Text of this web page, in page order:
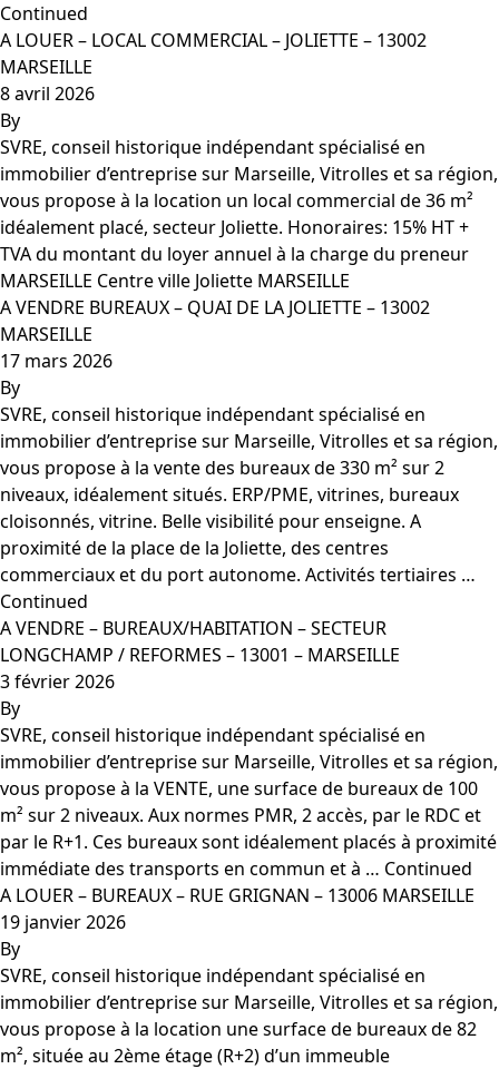
Continued
A LOUER – LOCAL COMMERCIAL – JOLIETTE – 13002
MARSEILLE
8 avril 2026
By
SVRE, conseil historique indépendant spécialisé en
immobilier d’entreprise sur Marseille, Vitrolles et sa région,
vous propose à la location un local commercial de 36 m²
idéalement placé, secteur Joliette. Honoraires: 15% HT +
TVA du montant du loyer annuel à la charge du preneur
MARSEILLE Centre ville Joliette MARSEILLE
A VENDRE BUREAUX – QUAI DE LA JOLIETTE – 13002
MARSEILLE
17 mars 2026
By
SVRE, conseil historique indépendant spécialisé en
immobilier d’entreprise sur Marseille, Vitrolles et sa région,
vous propose à la vente des bureaux de 330 m² sur 2
niveaux, idéalement situés. ERP/PME, vitrines, bureaux
cloisonnés, vitrine. Belle visibilité pour enseigne. A
proximité de la place de la Joliette, des centres
commerciaux et du port autonome. Activités tertiaires …
Continued
A VENDRE – BUREAUX/HABITATION – SECTEUR
LONGCHAMP / REFORMES – 13001 – MARSEILLE
3 février 2026
By
SVRE, conseil historique indépendant spécialisé en
immobilier d’entreprise sur Marseille, Vitrolles et sa région,
vous propose à la VENTE, une surface de bureaux de 100
m² sur 2 niveaux. Aux normes PMR, 2 accès, par le RDC et
par le R+1. Ces bureaux sont idéalement placés à proximité
immédiate des transports en commun et à … Continued
A LOUER – BUREAUX – RUE GRIGNAN – 13006 MARSEILLE
19 janvier 2026
By
SVRE, conseil historique indépendant spécialisé en
immobilier d’entreprise sur Marseille, Vitrolles et sa région,
vous propose à la location une surface de bureaux de 82
m², située au 2ème étage (R+2) d’un immeuble